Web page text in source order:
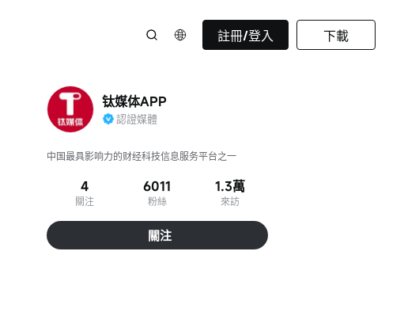
註冊/登入 下載
钛媒体APP
認證媒體
中国最具影响力的财经科技信息服务平台之一
4
關注
6011
粉絲
1.3萬
來訪
關注